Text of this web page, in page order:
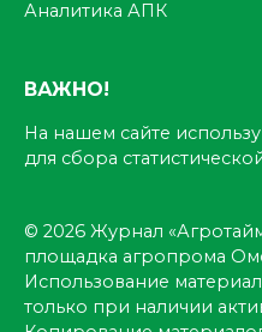
Аналитика АПК
ВАЖНО!
На нашем сайте
для сбора
© 2026 Журнал
площадка агропрома
Использование
только при наличии